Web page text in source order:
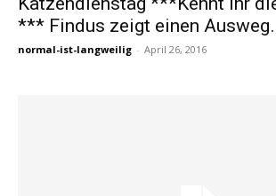
*** Findus zeigt einen
normal-ist-langweilig - April 26, 2016